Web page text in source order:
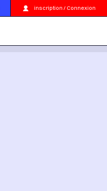
inscription / Connexion